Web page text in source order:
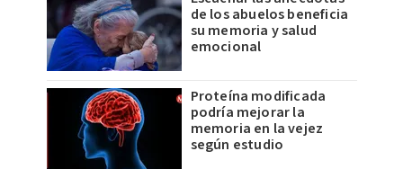
de los abuelos beneficia
su memoria y salud
emocional
Proteína modificada
podría mejorar la
memoria en la vejez
según estudio